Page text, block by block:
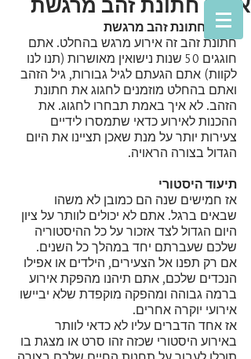
ארגון חתונת זהב מרגשת
ארגון חתונת זהב מרגשת
חתונת זהב זה אירוע מרגש בהחלט. אתם
חוגגים 50 שנות נישואין מאושרות (תנו לנו
לקוות) אתם הגעתם לגיל גבורות, גיל הזהב
ואתם בהחלט מוזמנים לחגוג את חתונת
הזהב. לא איך באמת תבחרו לחגוג. את
ההכנות לאירוע כדאי שתמסרו לידיים
צעירות יותר על מנת שאכן תציינו את היום
הגדול בצורה הראויה.
תיעוד היסטורי
אז חמישים שנה הם כמובן לא משהו
שבאים ברגל. אתם לא יכולים לוותר על ציון
היום הגדול לצד אזכור על כל ההיסטוריה
שלכם שעברתם יחד במהלך כל השנים.
אם רק תפנו אל הצעירים, הילדים או אפילו
הנכדים שלכם, אתם תיהנו מהפקת אירוע
ברמה גבוהה ומהפקה מוקפדת שלא יביישו
אירועי יוקרה אחרים.
אז אחד הדברים עליו לא כדאי לוותר
באירוע היסטורי שכזה זהו סרט או מצגת בו